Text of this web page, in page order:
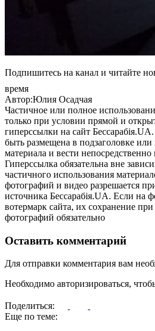
Подпишитесь на канал и читайте
время
Автор:Юлия Осадчая
Частичное или полное
только при условии прямой и
гиперссылки на сайт
быть размещена в подзаголовке или
материала и вести
Гиперссылка обязательна вне
частичного использования
фотографий и видео разрешается
источника Бессарабія.UA. Если на
вотермарк сайта, их сохранение
фотографий обязательно
Оставить комментарий
Для отправки комментария вам
Необходимо авторизироваться,
Поделиться:
Еще по теме: